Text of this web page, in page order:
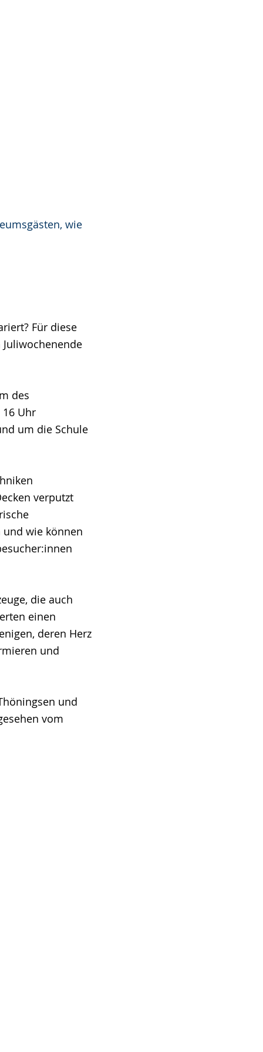
wie
Für diese
des
Uhr
um die Schule
verputzt
wie können
die auch
einen
deren Herz
und
und
vom